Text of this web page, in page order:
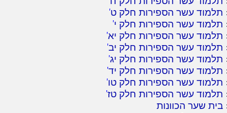
תלמוד עשר הספירות חלק ט'
תלמוד עשר הספירות חלק י'
תלמוד עשר הספירות חלק יא'
תלמוד עשר הספירות חלק יב'
תלמוד עשר הספירות חלק יג'
תלמוד עשר הספירות חלק יד'
תלמוד עשר הספירות חלק טו'
תלמוד עשר הספירות חלק טז'
בית שער הכוונות